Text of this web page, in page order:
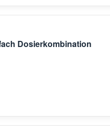
Dosierkombination